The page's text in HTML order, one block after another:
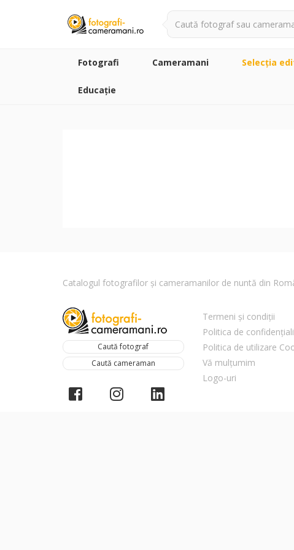
Fotografi Cameramani Selecţia
Educație
Catalogul fotografilor și cameramanilor de nuntă din
Caută fotograf
Caută cameraman
Termeni și condiții
Politica de
Politica de utilizare
Vă mulțumim
Logo-uri